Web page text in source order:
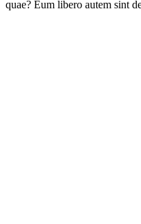
quae? Eum libero autem sint